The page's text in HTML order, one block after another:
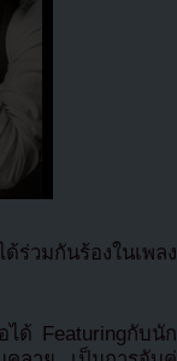
วมกันร้องในเพลง
ได้ Featuringกับนัก